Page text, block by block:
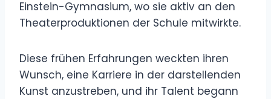
Einstein-Gymnasium, wo sie aktiv an den
Theaterproduktionen der Schule mitwirkte.
Diese frühen Erfahrungen weckten ihren
Wunsch, eine Karriere in der darstellenden
Kunst anzustreben, und ihr Talent begann